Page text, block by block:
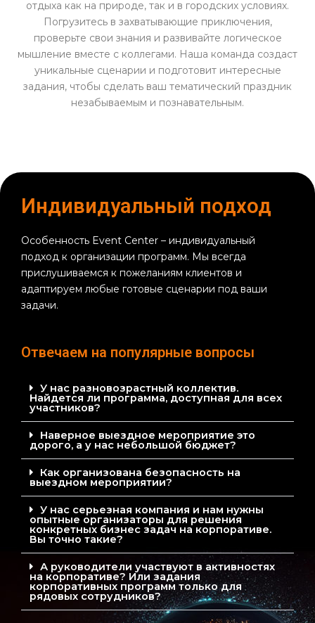
отдыха как на природе, так и в городских условиях.
Погрузитесь в захватывающие приключения,
проверьте свои знания и развивайте логическое
мышление вместе с коллегами. Наша команда создаст
уникальные сценарии и подготовит интересные
задания, чтобы сделать ваш тематический праздник
незабываемым и познавательным.
Индивидуальный подход
Особенность Event Center – индивидуальный
подход к организации программ. Мы всегда
прислушиваемся к пожеланиям клиентов и
адаптируем любые готовые сценарии под ваши
задачи.
Отвечаем на популярные вопросы
У нас разновозрастный коллектив.
Найдется ли программа, доступная для всех
участников?
Наверное выездное мероприятие это
дорого, а у нас небольшой бюджет?
Как организована безопасность на
выездном мероприятии?
У нас серьезная компания и нам нужны
опытные организаторы для решения
конкретных бизнес задач на корпоративе.
Вы точно такие?
А руководители участвуют в активностях
на корпоративе? Или задания
корпоративных программ только для
рядовых сотрудников?